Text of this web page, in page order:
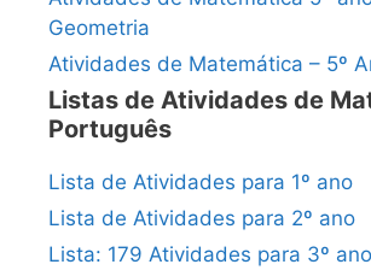
Geometria
Atividades de Matemática – 5º
Listas de Atividades de
Português
Lista de Atividades para 1º ano
Lista de Atividades para 2º ano
Lista: 179 Atividades para 3º ano